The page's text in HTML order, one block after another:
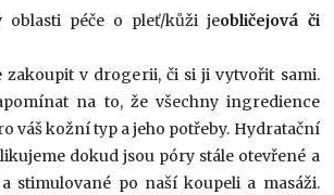
oblasti péče o pleť/kůži jeobličejová či
zakoupit v drogerii, či si ji vytvořit sami.
na to, že všechny ingredience
váš kožní typ a jeho potřeby. Hydratační
dokud jsou póry stále otevřené a
stimulované po naší koupeli a masáži.